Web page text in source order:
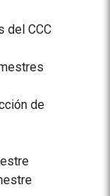
del CCC
de